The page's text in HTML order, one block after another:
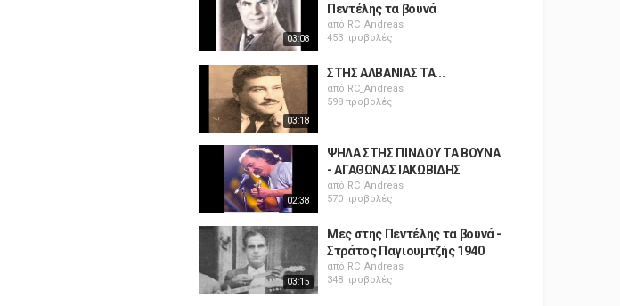
03:08
Πεντέλης τα βουνά
από RC_Andreas
453 προβολές
03:18
ΣΤΗΣ ΑΛΒΑΝΙΑΣ ΤΑ...
από RC_Andreas
598 προβολές
02:38
ΨΗΛΑ ΣΤΗΣ ΠΙΝΔΟΥ ΤΑ ΒΟΥΝΑ
- ΑΓΑΘΩΝΑΣ ΙΑΚΩΒΙΔΗΣ
από RC_Andreas
570 προβολές
03:15
Μες στης Πεντέλης τα βουνά -
Στράτος Παγιουμτζής 1940
από RC_Andreas
348 προβολές